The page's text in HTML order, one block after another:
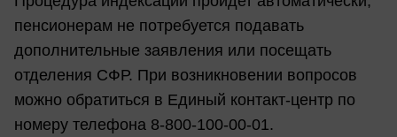
пенсионерам не потребуется подавать
дополнительные заявления или посещать
отделения СФР. При возникновении вопросов
можно обратиться в Единый контакт-центр по
номеру телефона 8-800-100-00-01.